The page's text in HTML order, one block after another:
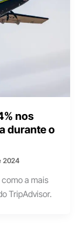
nos
durante o
2024
a mais
TripAdvisor.